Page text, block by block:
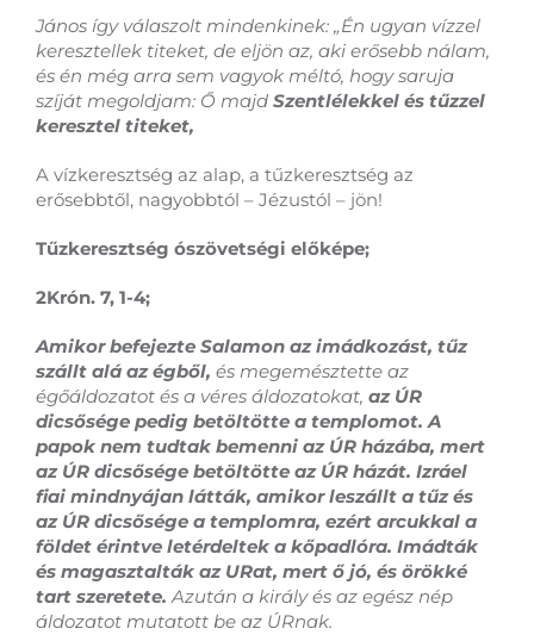
János így válaszolt mindenkinek: „Én ugyan vízzel
keresztellek titeket, de eljön az, aki erősebb nálam,
és én még arra sem vagyok méltó, hogy saruja
szíját megoldjam: Ő majd Szentlélekkel és tűzzel
keresztel titeket,
A vízkeresztség az alap, a tűzkeresztség az
erősebbtől, nagyobbtól – Jézustól – jön!
Tűzkeresztség ószövetségi előképe;
2Krón. 7, 1-4;
Amikor befejezte Salamon az imádkozást, tűz
szállt alá az égből, és megemésztette az
égőáldozatot és a véres áldozatokat, az ÚR
dicsősége pedig betöltötte a templomot. A
papok nem tudtak bemenni az ÚR házába, mert
az ÚR dicsősége betöltötte az ÚR házát. Izráel
fiai mindnyájan látták, amikor leszállt a tűz és
az ÚR dicsősége a templomra, ezért arcukkal a
földet érintve letérdeltek a kőpadlóra. Imádták
és magasztalták az URat, mert ő jó, és örökké
tart szeretete.Azután a király és az egész nép
áldozatot mutatott be az ÚRnak.